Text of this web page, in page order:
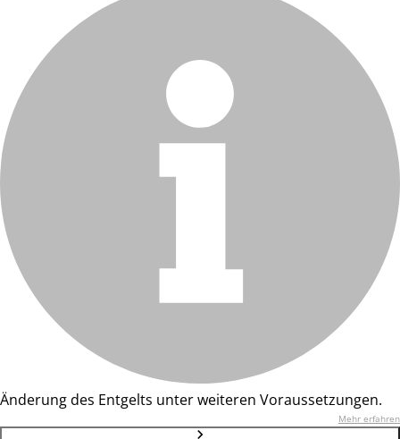
Änderung des Entgelts unter weiteren Voraussetzungen.
Mehr erfahren